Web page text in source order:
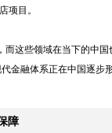
项目。
而这些领域在当下的中国
金融体系正在中国逐
障